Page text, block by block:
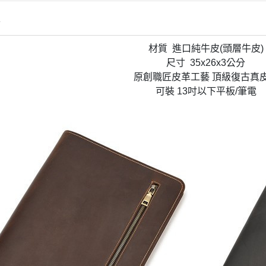
材質 進口純牛皮(頭層牛皮)
尺寸 35x26x3公分
原創職匠皮革工藝 頂級復古真
可裝 13吋以下平板/筆電